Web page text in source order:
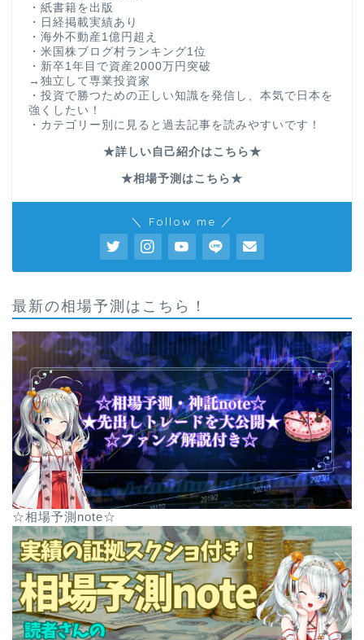
・紙書籍を出版
・日経掲載実績あり
・海外不動産1億円超え
・米国株ブログ村ランキング1位
・新卒1年目で資産2000万円突破
→独立して専業投資家
・投資で勝つための正しい知識を発信し、本気で日本を
強くしたい！
・カテゴリー別に見ると過去記事を読みやすいです！
★詳しい自己紹介はこちら★
★相場予測はこちら★
＼ Follow me ／
最新の相場予測はこちら！
☆相場予測note☆